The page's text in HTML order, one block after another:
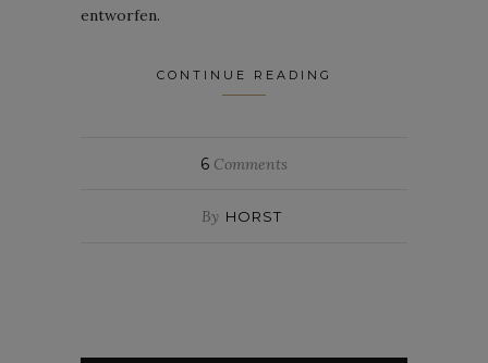
entworfen.
CONTINUE READING
6 Comments
By HORST